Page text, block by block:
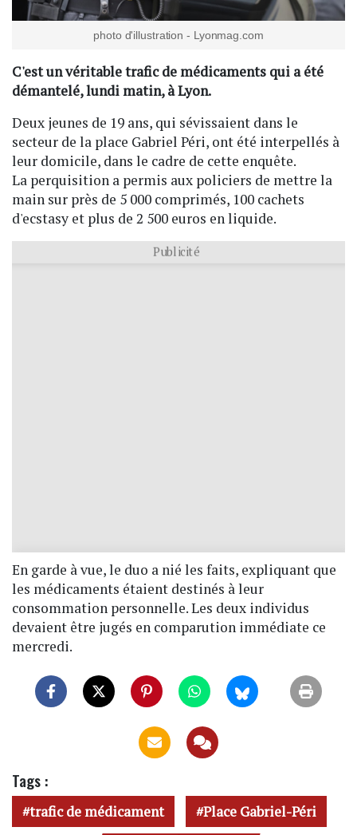
photo d'illustration - Lyonmag.com
C'est un véritable trafic de médicaments qui a été
démantelé, lundi matin, à Lyon.
Deux jeunes de 19 ans, qui sévissaient dans le
secteur de la place Gabriel Péri, ont été interpellés à
leur domicile, dans le cadre de cette enquête.
La perquisition a permis aux policiers de mettre la
main sur près de 5 000 comprimés, 100 cachets
d'ecstasy et plus de 2 500 euros en liquide.
Publicité
En garde à vue, le duo a nié les faits, expliquant que
les médicaments étaient destinés à leur
consommation personnelle. Les deux individus
devaient être jugés en comparution immédiate ce
mercredi.
Tags :
trafic de médicament Place Gabriel-Péri